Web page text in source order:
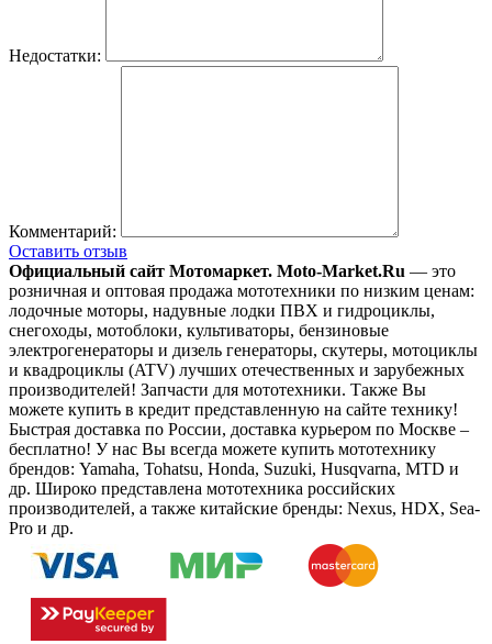
Недостатки:
Комментарий:
Оставить отзыв
Официальный сайт Мотомаркет. Moto-Market.Ru — это
розничная и оптовая продажа мототехники по низким ценам:
лодочные моторы, надувные лодки ПВХ и гидроциклы,
снегоходы, мотоблоки, культиваторы, бензиновые
электрогенераторы и дизель генераторы, скутеры, мотоциклы
и квадроциклы (ATV) лучших отечественных и зарубежных
производителей! Запчасти для мототехники. Также Вы
можете купить в кредит представленную на сайте технику!
Быстрая доставка по России, доставка курьером по Москве –
бесплатно! У нас Вы всегда можете купить мототехнику
брендов: Yamaha, Tohatsu, Honda, Suzuki, Husqvarna, MTD и
др. Широко представлена мототехника российских
производителей, а также китайские бренды: Nexus, HDX, Sea-
Pro и др.